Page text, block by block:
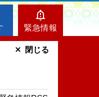
緊急情報
閉じる